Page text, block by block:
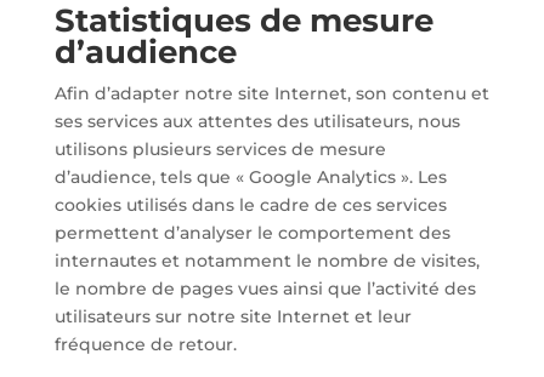
Statistiques de mesure
d’audience
Afin d’adapter notre site Internet, son contenu et
ses services aux attentes des utilisateurs, nous
utilisons plusieurs services de mesure
d’audience, tels que « Google Analytics ». Les
cookies utilisés dans le cadre de ces services
permettent d’analyser le comportement des
internautes et notamment le nombre de visites,
le nombre de pages vues ainsi que l’activité des
utilisateurs sur notre site Internet et leur
fréquence de retour.